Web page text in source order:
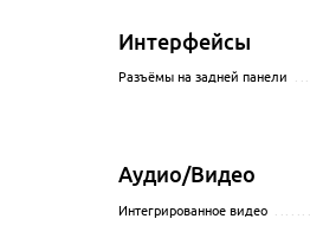
Интерфейсы
Разъёмы на задней панели
Аудио/Видео
Интегрированное видео